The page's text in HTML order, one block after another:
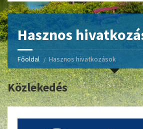
Hasznos
Főoldal Hasznos hivatkozások
Közlekedés